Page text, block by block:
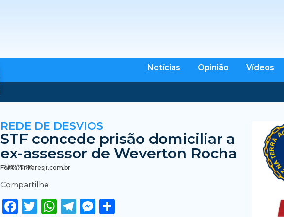
Notícias Opinião Vídeos
REDE DE DESVIOS
STF concede prisão domiciliar a
ex-assessor de Weverton Rocha
Fonte: linharesjr.com.br
12/02/2026
Compartilhe
Facebook
Twitter
WhatsApp
Telegram
Messenger